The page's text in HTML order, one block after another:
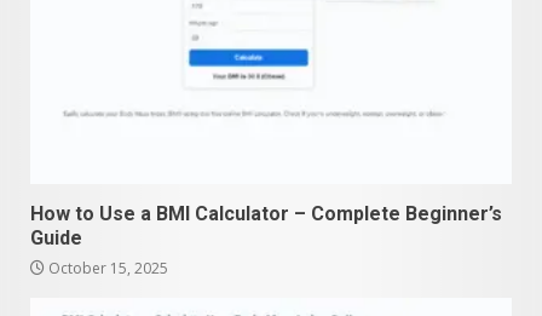
How to Use a BMI Calculator – Complete Beginner’s
Guide
October 15, 2025